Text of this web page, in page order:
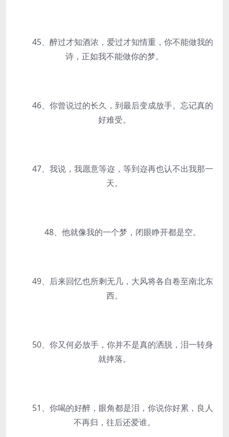
45、醉过才知酒浓，爱过才知情重，你不能做我的
诗，正如我不能做你的梦。
46、你曾说过的长久，到最后变成放手。忘记真的
好难受。
47、我说，我愿意等迩，等到迩再也认不出我那一
天。
48、他就像我的一个梦，闭眼睁开都是空。
49、后来回忆也所剩无几，大风将各自卷至南北东
西。
50、你又何必放手，你并不是真的洒脱，泪一转身
就摔落。
51、你喝的好醉，眼角都是泪，你说你好累，良人
不再归，往后还爱谁。